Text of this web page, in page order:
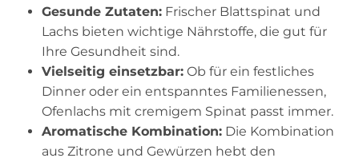
Gesunde Zutaten: Frischer Blattspinat und
Lachs bieten wichtige Nährstoffe, die gut für
Ihre Gesundheit sind.
Vielseitig einsetzbar: Ob für ein festliches
Dinner oder ein entspanntes Familienessen,
Ofenlachs mit cremigem Spinat passt immer.
Aromatische Kombination: Die Kombination
aus Zitrone und Gewürzen hebt den